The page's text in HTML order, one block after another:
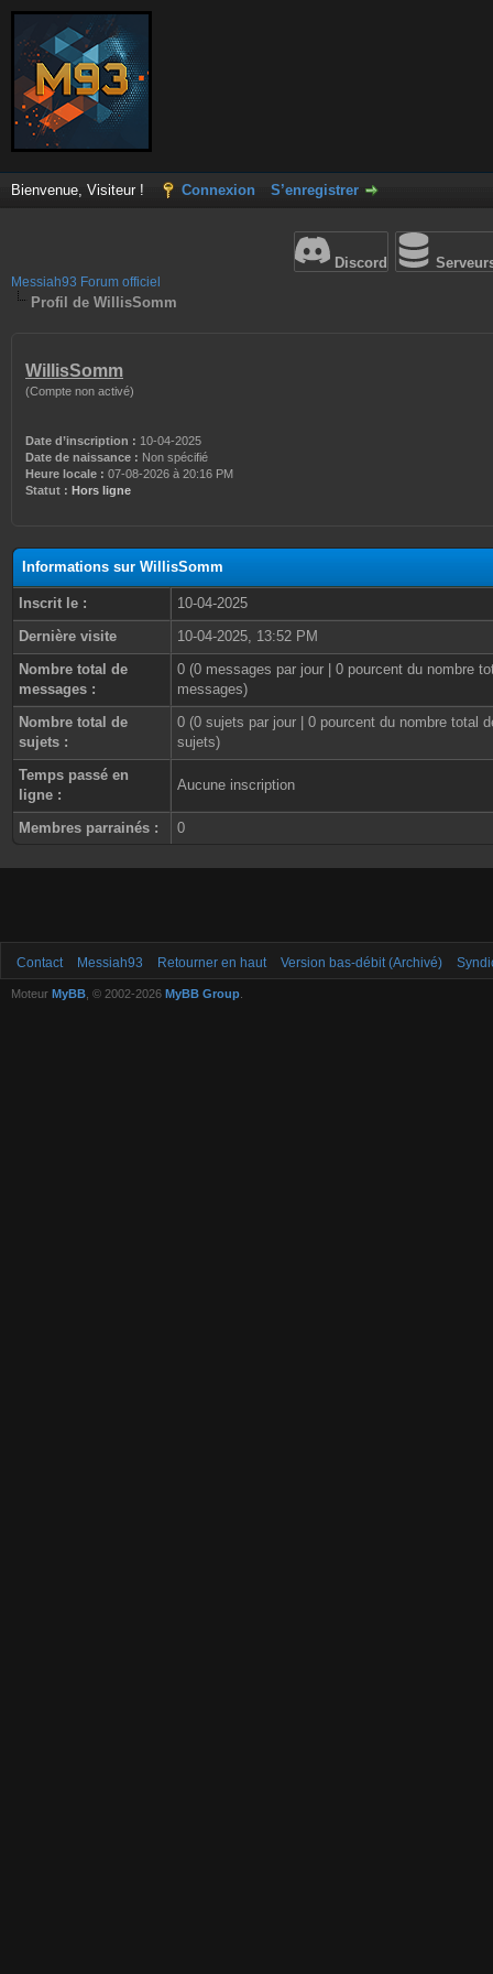
Bienvenue, Visiteur ! Connexion S’enregistrer
Discord
Messiah93 Forum officiel
Profil de WillisSomm
WillisSomm
(Compte non activé)
Date d’inscription : 10-04-2025
Date de naissance : Non spécifié
Heure locale : 07-08-2026 à 20:16 PM
Statut : Hors ligne
Informations sur WillisSomm
Inscrit le :
10-04-2025
Dernière visite
10-04-2025, 13:52 PM
Nombre total de
messages :
0 (0 messages par jour | 0 pourcent du nombre
messages)
Nombre total de
sujets :
0 (0 sujets par jour | 0 pourcent du nombre total
sujets)
Temps passé en
ligne :
Aucune inscription
Membres parrainés : 0
Contact Messiah93 Retourner en haut Version bas-débit (Archivé)
Moteur MyBB , © 2002-2026 MyBB Group